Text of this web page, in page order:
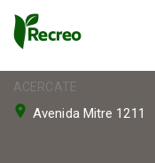
ACERCATE
Avenida Mitre 1211